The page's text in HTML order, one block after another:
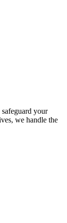
your
we handle the